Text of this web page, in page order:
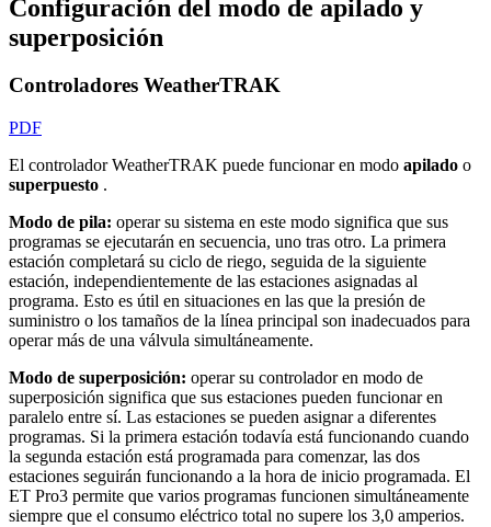
Configuración del modo de apilado y
superposición
Controladores WeatherTRAK
PDF
El controlador WeatherTRAK puede funcionar en modo apilado o
superpuesto .
Modo de pila: operar su sistema en este modo significa que sus
programas se ejecutarán en secuencia, uno tras otro. La primera
estación completará su ciclo de riego, seguida de la siguiente
estación, independientemente de las estaciones asignadas al
programa. Esto es útil en situaciones en las que la presión de
suministro o los tamaños de la línea principal son inadecuados para
operar más de una válvula simultáneamente.
Modo de superposición: operar su controlador en modo de
superposición significa que sus estaciones pueden funcionar en
paralelo entre sí. Las estaciones se pueden asignar a diferentes
programas. Si la primera estación todavía está funcionando cuando
la segunda estación está programada para comenzar, las dos
estaciones seguirán funcionando a la hora de inicio programada. El
ET Pro3 permite que varios programas funcionen simultáneamente
siempre que el consumo eléctrico total no supere los 3,0 amperios.